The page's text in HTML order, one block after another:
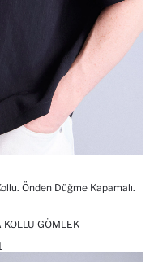
Önden Düğme Kapamalı.
GÖMLEK